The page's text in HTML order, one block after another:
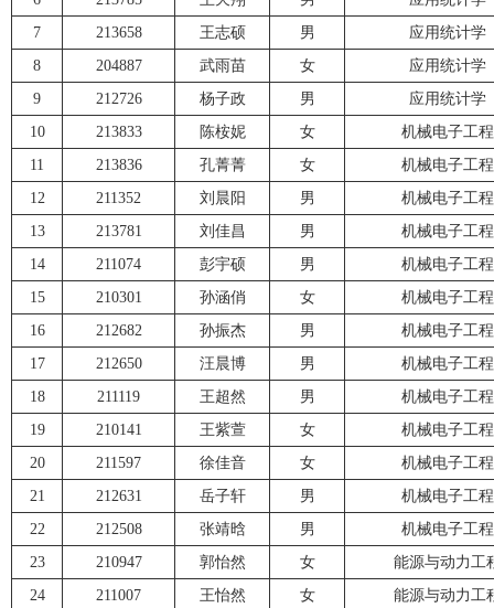
7
213658 王志硕 男
应用统计学
8
204887 武雨苗 女
应用统计学
9
212726 杨子政 男
应用统计学
10
213833 陈桉妮 女
机械电子工程
11
213836 孔菁菁 女
机械电子工程
12
211352 刘晨阳 男
机械电子工程
13
213781 刘佳昌 男
机械电子工程
14
211074 彭宇硕 男
机械电子工程
15
210301 孙涵俏 女
机械电子工程
16
212682 孙振杰 男
机械电子工程
17
212650 汪晨博 男
机械电子工程
18
211119 王超然 男
机械电子工程
19
210141 王紫萱 女
机械电子工程
20
211597 徐佳音 女
机械电子工程
21
212631 岳子轩 男
机械电子工程
22
212508 张靖晗 男
机械电子工程
23
210947 郭怡然 女
能源与动力工
24
211007 王怡然 女
能源与动力工